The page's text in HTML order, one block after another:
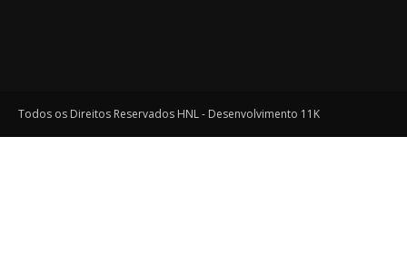
Todos os Direitos Reservados HNL - Desenvolvimento 11K